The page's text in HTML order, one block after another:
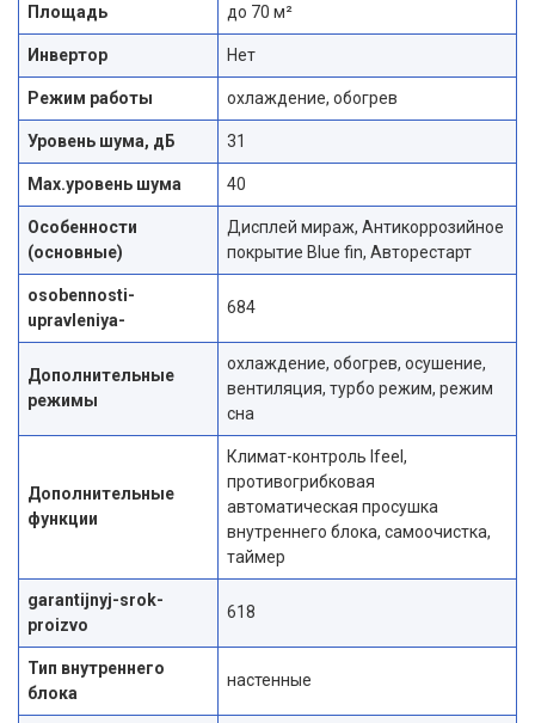
Площадь до 70 м²
Инвертор Нет
Режим работы охлаждение, обогрев
Уровень шума, дБ 31
Max.уровень шума 40
Особенности
(основные)
Дисплей мираж, Антикоррозийное
покрытие Blue fin, Авторестарт
osobennosti-
upravleniya-
684
Дополнительные
режимы
охлаждение, обогрев, осушение,
вентиляция, турбо режим, режим
сна
Дополнительные
функции
Климат-контроль Ifeel,
противогрибковая
автоматическая просушка
внутреннего блока, самоочистка,
таймер
garantijnyj-srok-
proizvo
618
Тип внутреннего
блока
настенные